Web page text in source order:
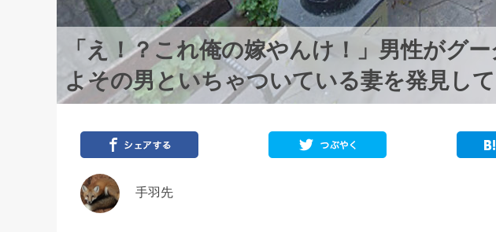
「え！？これ俺の嫁やんけ！」男性がグ
よその男といちゃついている妻を発見して
手羽先